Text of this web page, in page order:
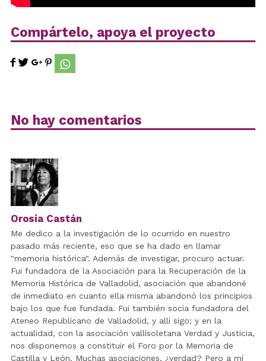
Compártelo, apoya el proyecto
No hay comentarios
Orosia Castán
Me dedico a la investigación de lo ocurrido en nuestro
pasado más reciente, eso que se ha dado en llamar
"memoria histórica". Además de investigar, procuro actuar.
Fui fundadora de la Asociación para la Recuperación de la
Memoria Histórica de Valladolid, asociación que abandoné
de inmediato en cuanto ella misma abandonó los principios
bajo los que fue fundada. Fui también socia fundadora del
Ateneo Republicano de Valladolid, y allí sigo; y en la
actualidad, con la asociación vallisoletana Verdad y Justicia,
nos disponemos a constituir el Foro por la Memoria de
Castilla y León. Muchas asociaciones, ¿verdad? Pero a mí